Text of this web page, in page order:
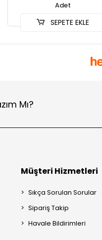
Adet
SEPETE EKLE
Mı?
Müşteri Hizmetleri
Sıkça Sorulan Sorular
Sipariş Takip
Havale Bildirimleri